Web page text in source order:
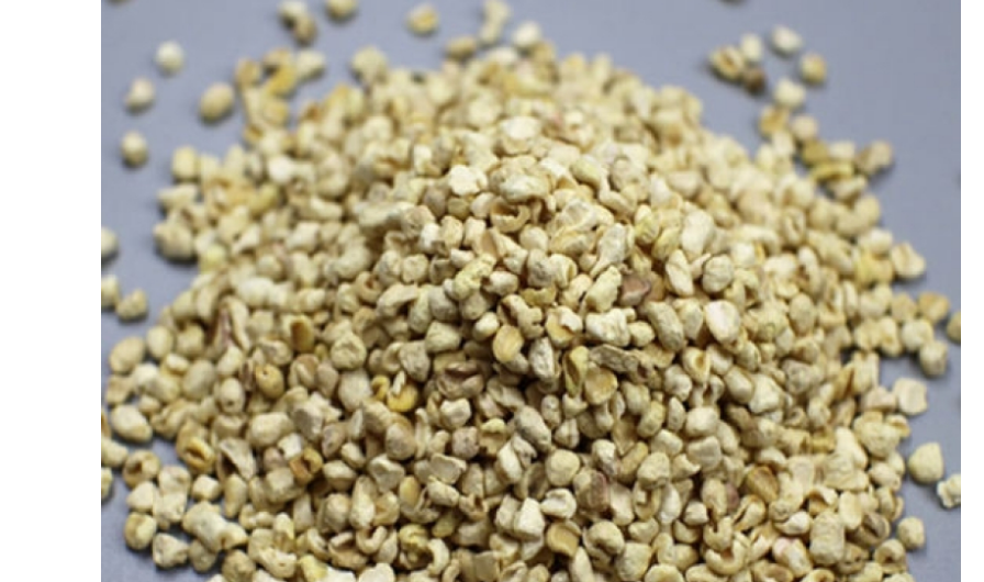
Polimento de Metais
Polimento de Metal
Polimento de Utensílios
Polimento de Metais
Polimento de
Polimento de Peças de Metal
Polimento em Peças de Metal por
Polimento para Peças de Alumínio
Polimento para Peças
Revestimento de
Revestimento de Máquina de
Revestimento em
Revestimento